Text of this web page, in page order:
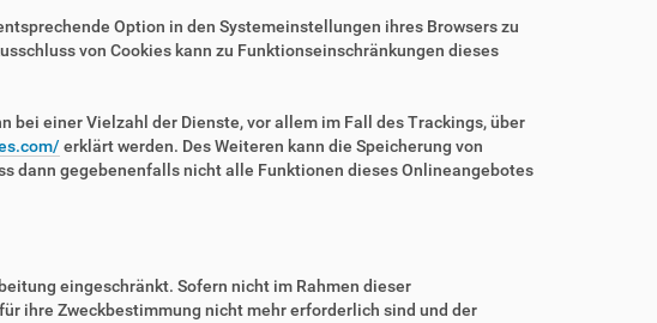
Option in den Systemeinstellungen ihres Browsers zu
von Cookies kann zu Funktionseinschränkungen dieses
bei einer Vielzahl der Dienste, vor allem im Fall des Trackings, über
erklärt werden. Des Weiteren kann die Speicherung von
dann gegebenenfalls nicht alle Funktionen dieses Onlineangebotes
eingeschränkt. Sofern nicht im Rahmen dieser
ihre Zweckbestimmung nicht mehr erforderlich sind und der